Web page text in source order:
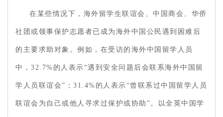
在某些情况下，海外留学生联谊会、中国商会、华侨
社团或领事保护志愿者已成为海外中国公民遇到困难后
的主要求助对象。例如，在受访的海外中国留学人员
中，32.7%的人表示“遇到安全问题后会联系海外中国留
学人员联谊会”；31.4%的人表示“曾联系过中国留学人员
联谊会为自己或他人寻求过保护或协助”。以全英中国学